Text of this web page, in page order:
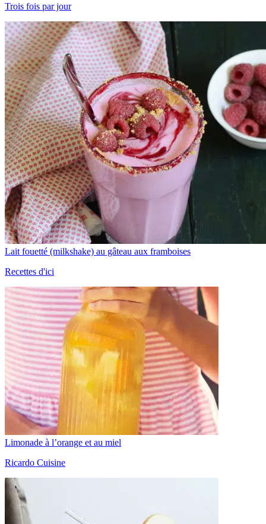
Trois fois par jour
Lait fouetté (milkshake) au gâteau aux framboises
Recettes d'ici
Limonade à l’orange et au miel
Ricardo Cuisine